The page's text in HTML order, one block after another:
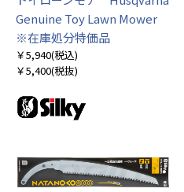
Genuine Toy Lawn Mower
※在庫処分特価品
￥5,940(税込)
￥5,400(税抜)